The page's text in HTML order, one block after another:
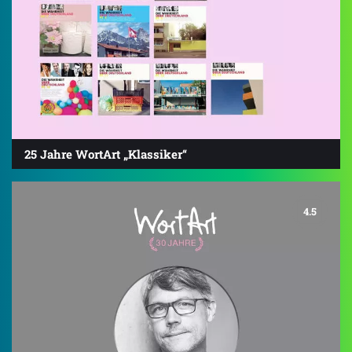
25 Jahre WortArt „Klassiker“
4.5